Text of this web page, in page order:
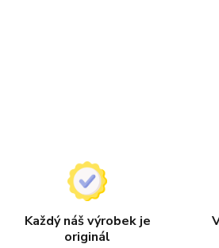
Každý náš výrobek je
originál